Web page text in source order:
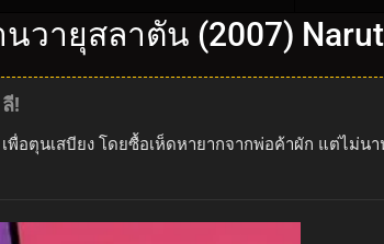
วายุสลาตัน (2007)
!
เพื่อตุนเสบียง โดยซื้อเห็ดหายากจากพ่อค้าผัก แต่ไม่